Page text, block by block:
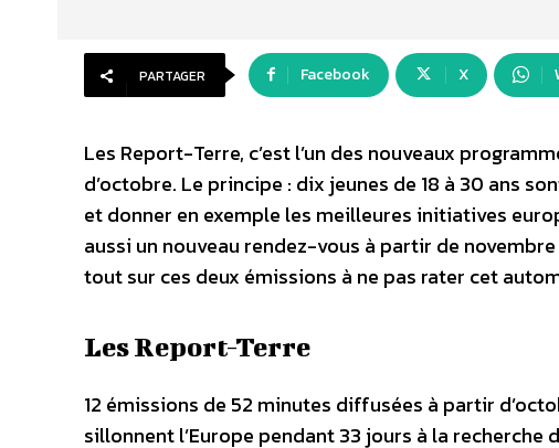
PARTAGER Facebook X
Les Report-Terre, c’est l’un des nouveaux
d’octobre. Le principe : dix jeunes de 18 à 30 ans
et donner en exemple les meilleures initiatives
aussi un nouveau rendez-vous à partir de
tout sur ces deux émissions à ne pas rater cet
Les Report-Terre
12 émissions de 52 minutes diffusées à partir
sillonnent l’Europe pendant 33 jours à la recherche